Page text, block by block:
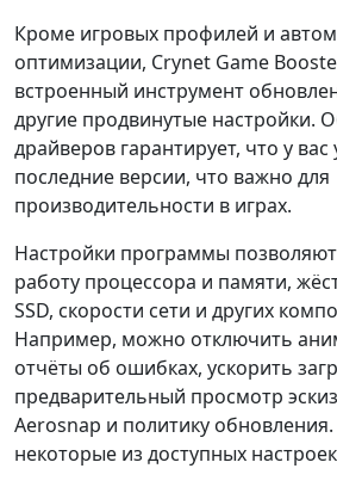
Кроме игровых профилей и
оптимизации, Crynet Game
встроенный инструмент
другие продвинутые настройки.
драйверов гарантирует, что у
последние версии, что важно для
производительности в играх.
Настройки программы
работу процессора и памяти,
SSD, скорости сети и других
Например, можно отключить
отчёты об ошибках, ускорить
предварительный просмотр
Aerosnap и политику
некоторые из доступных